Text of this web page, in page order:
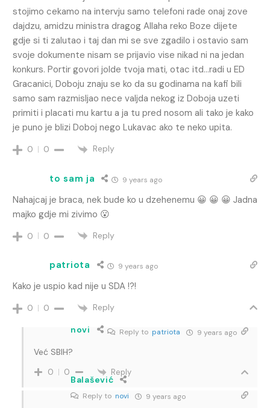
stojimo cekamo na intervju samo telefoni rade onaj zove
dajdzu, amidzu ministra dragog Allaha reko Boze dijete
gdje si ti zalutao i taj dan mi se sve zgadilo i ostavio sam
svoje dokumente nisam se prijavio vise nikad ni na jedan
konkurs. Portir govori jolde tvoja mati, otac itd…radi u ED
Gracanici, Doboju znaju se ko da su godinama na kafi bili
samo sam razmisljao nece valjda nekog iz Doboja uzeti
primiti i placati mu kartu a ja tu pred nosom ali tako je kako
je puno je blizi Doboj nego Lukavac ako te neko upita.
0 0 Reply
to sam ja 9 years ago
Nahajcaj je braca, nek bude ko u dzehenemu 😀 😀 😀 Jadna
majko gdje mi zivimo 😮
0 0 Reply
patriota 9 years ago
Kako je uspio kad nije u SDA !?!
0 0 Reply
novi Reply to patriota 9 years ago
Već SBIH?
0 0 Reply
Balašević
Reply to novi 9 years ago